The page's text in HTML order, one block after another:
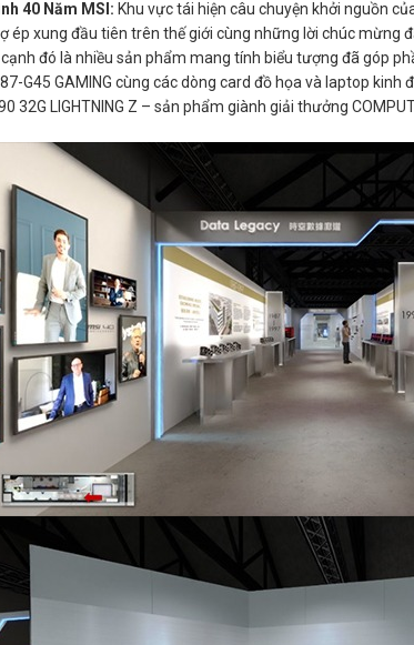
40 Năm MSI: Khu vực tái hiện câu chuyện khởi nguồn
ép xung đầu tiên trên thế giới cùng những lời chúc mừng
đó là nhiều sản phẩm mang tính biểu tượng đã góp
G45 GAMING cùng các dòng card đồ họa và laptop kinh
32G LIGHTNING Z – sản phẩm giành giải thưởng